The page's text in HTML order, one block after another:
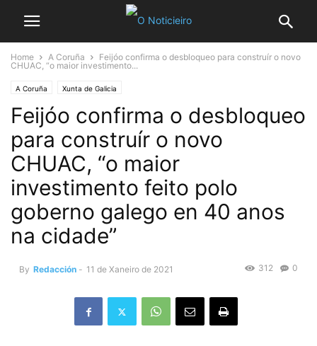
Home A Coruña
Feijóo confirma o desbloqueo para construír o novo
CHUAC, “o maior investimento...
A Coruña Xunta de Galicia
Feijóo confirma o desbloqueo
para construír o novo
CHUAC, “o maior
investimento feito polo
goberno galego en 40 anos
na cidade”
By Redacción - 11 de Xaneiro de 2021 0
312